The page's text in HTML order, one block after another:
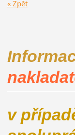
« Zpět
v